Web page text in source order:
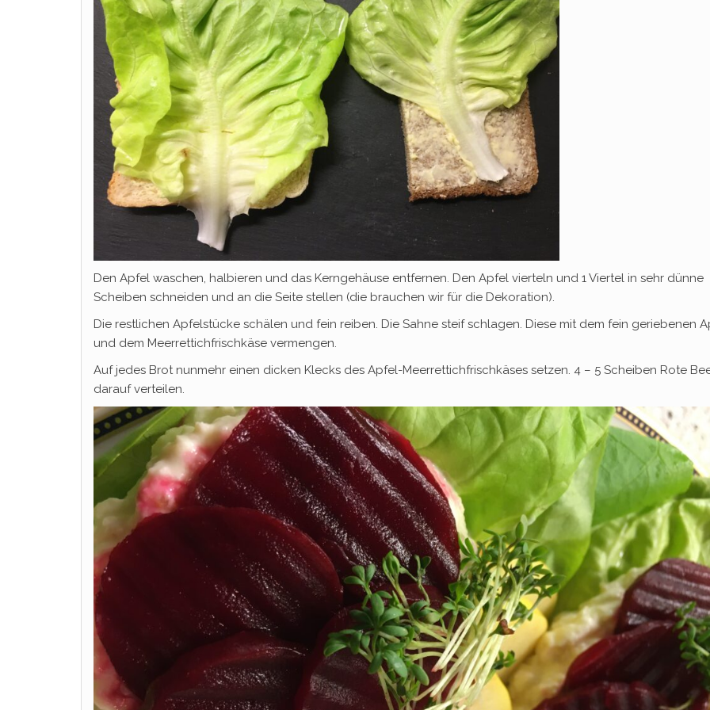
Den Apfel waschen, halbieren und das Kerngehäuse entfernen. Den Apfel vierteln und 1 Viertel in sehr dünne
Scheiben schneiden und an die Seite stellen (die brauchen wir für die Dekoration).
Die restlichen Apfelstücke schälen und fein reiben. Die Sahne steif schlagen. Diese mit dem fein geriebenen
und dem Meerrettichfrischkäse vermengen.
Auf jedes Brot nunmehr einen dicken Klecks des Apfel-Meerrettichfrischkäses setzen. 4 – 5 Scheiben Rote
darauf verteilen.